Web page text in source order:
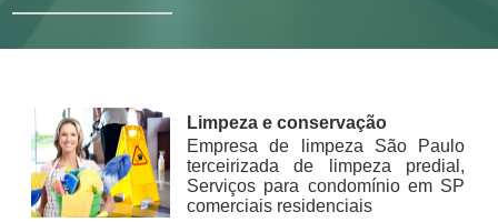
Limpeza e conservação
Empresa de limpeza São Paulo
terceirizada de limpeza predial,
Serviços para condomínio em SP
comerciais residenciais